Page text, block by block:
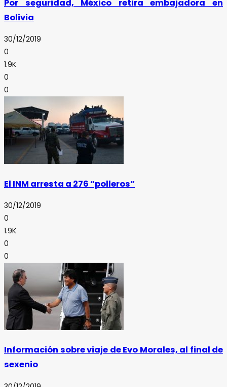
Por seguridad, México retira embajadora en
Bolivia
30/12/2019
0
1.9K
0
0
El INM arresta a 276 “polleros”
30/12/2019
0
1.9K
0
0
Información sobre viaje de Evo Morales, al final de
sexenio